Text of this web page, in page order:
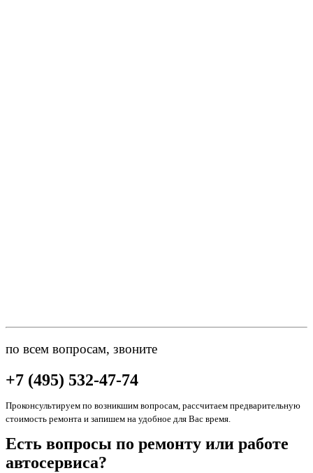
по всем вопросам, звоните
+7 (495) 532-47-74
Проконсультируем по возникшим вопросам, рассчитаем предварительную
стоимость ремонта и запишем на удобное для Вас время.
Есть вопросы по ремонту или работе
автосервиса?